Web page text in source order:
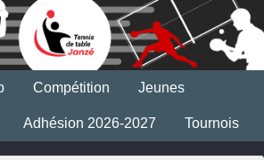
Compétition Jeunes
Adhésion 2026-2027 Tournois
cookies